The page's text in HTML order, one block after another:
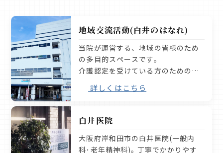
多系統萎縮症2
2021.02.15 亀の部屋
多系統萎縮症1
2021.02.05
2020.12.15 亀の部屋
地域交流活動(白井のはなれ)
当院が運営する、地域の皆様のため
の多目的スペースです。
介護認定を受けている方のための
由に集える「交流の場」。
詳しくはこちら
白井医院
大阪府岸和田市の白井医院(一般内
科･老年精神科)｡ 丁寧でかかりやす